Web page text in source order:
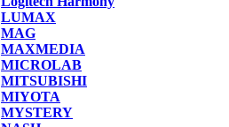
LUMAX
MAG
MAXMEDIA
MICROLAB
MITSUBISHI
MIYOTA
MYSTERY